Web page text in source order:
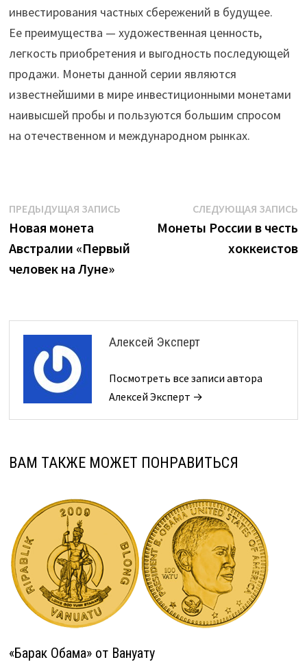
инвестирования частных сбережений в будущее.
Ее преимущества — художественная ценность,
легкость приобретения и выгодность последующей
продажи. Монеты данной серии являются
известнейшими в мире инвестиционными монетами
наивысшей пробы и пользуются большим спросом
на отечественном и международном рынках.
Навигация
по
записям
ПРЕДЫДУЩАЯ ЗАПИСЬПредыдущая
запись:
Новая монета
Австралии «Первый
человек на Луне»
СЛЕДУЮЩАЯ ЗАПИСЬ
Монеты России в честь
хоккеистов
Алексей Эксперт
Посмотреть все записи автора
Алексей Эксперт →
ВАМ ТАКЖЕ МОЖЕТ ПОНРАВИТЬСЯ
«Барак Обама» от Вануату